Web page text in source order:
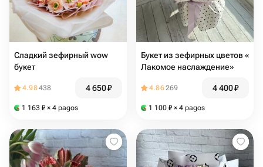
Сладкий зефирный wow
букет
4.98438 4 650₽
1 163 ₽ × 4 pagos
Букет из зефирных цветов «
Лакомое наслаждение»
4.86269 4 400₽
1 100 ₽ × 4 pagos